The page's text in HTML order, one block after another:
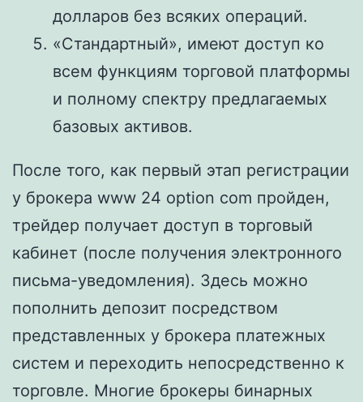
долларов без всяких операций.
«Стандартный», имеют доступ ко
всем функциям торговой платформы
и полному спектру предлагаемых
базовых активов.
После того, как первый этап регистрации
у брокера www 24 option com пройден,
трейдер получает доступ в торговый
кабинет (после получения электронного
письма-уведомления). Здесь можно
пополнить депозит посредством
представленных у брокера платежных
систем и переходить непосредственно к
торговле. Многие брокеры бинарных